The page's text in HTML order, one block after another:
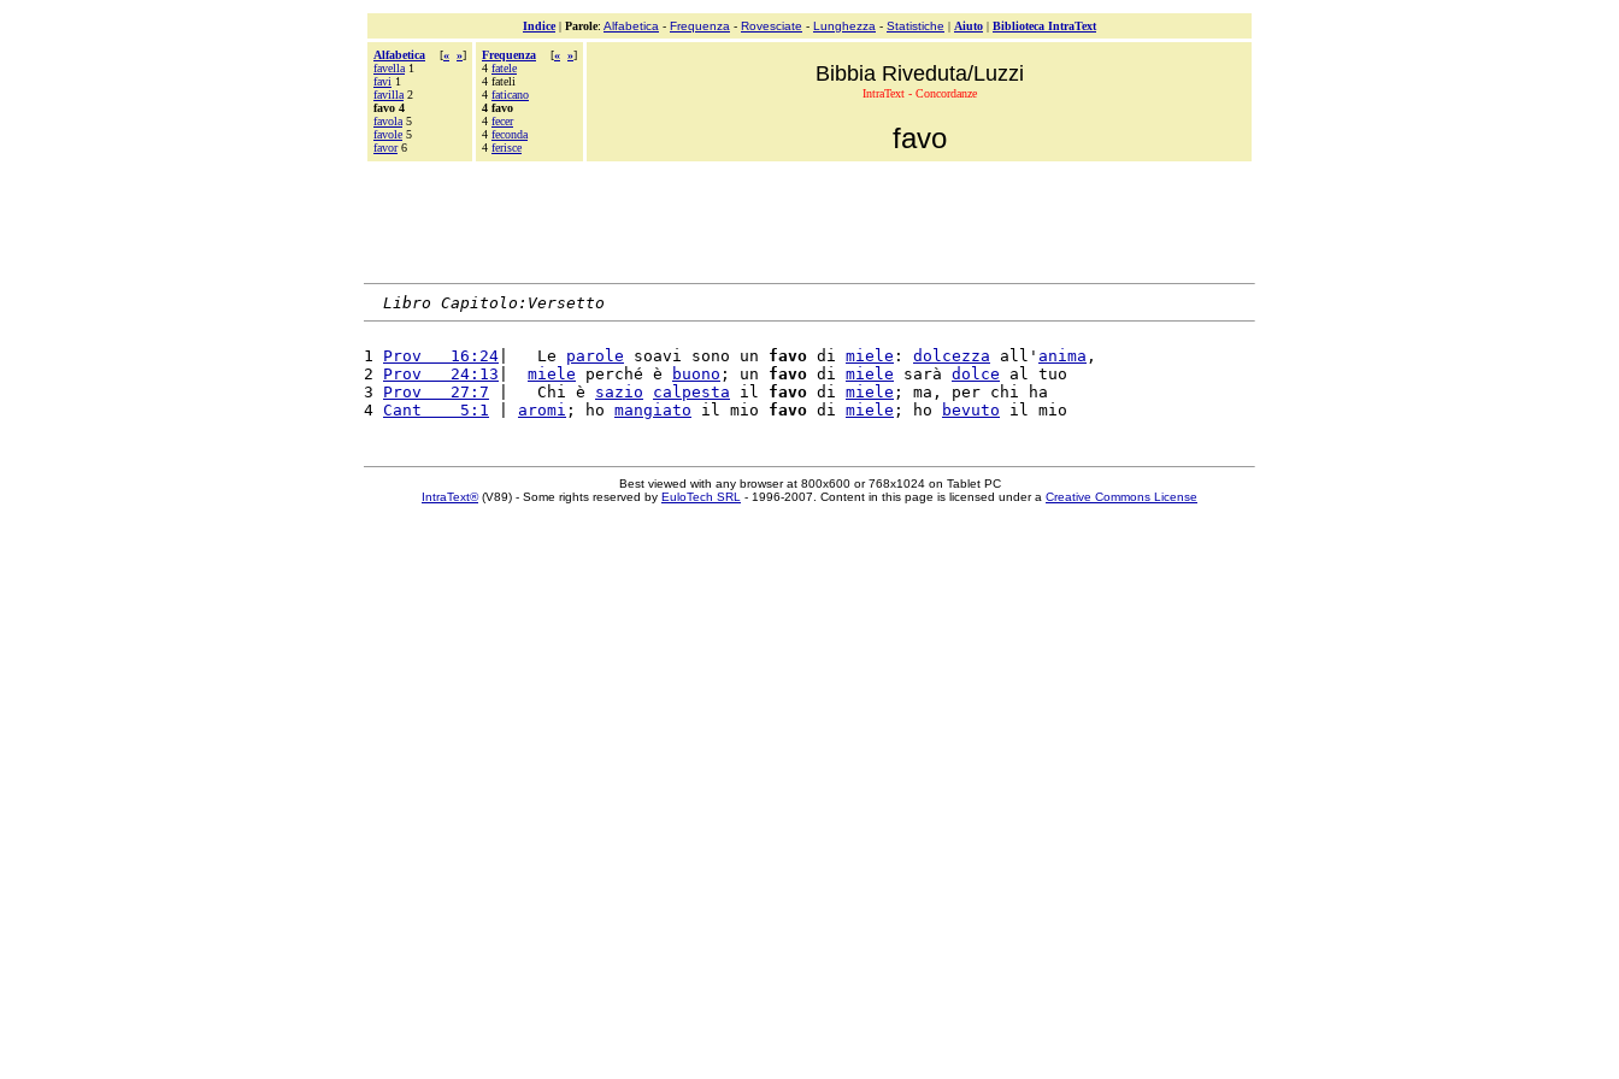
Indice| Parole: Alfabetica - Frequenza - Rovesciate - Lunghezza - Statistiche | Aiuto | Biblioteca IntraText
Alfabetica [« »]
favella 1
favi 1
favilla 2
favo 4
favola 5
favole 5
favor6
Frequenza [« »]
4 fatele
4 fateli
4 faticano
4 favo
4 fecer
4 feconda
4 ferisce
Bibbia Riveduta/Luzzi
IntraText - Concordanze
favo
Libro Capitolo:Versetto
1 Prov   16:24 |   Le parole soavi sono un favo di miele : dolcezza all' anima ,
2 Prov   24:13 miele perché è buono ; un favo di miele sarà dolce al tuo
3 Prov   27:7 |   Chi è sazio calpesta il favo di miele ; ma, per chi ha
4 Cant    5:1 aromi ; ho mangiato il mio favo di miele ; ho bevuto
Best viewed with any browser at 800x600 or 768x1024 on Tablet PC
IntraText®(V89) - Some rights reserved by EuloTech SRL - 1996-2007. Content in this page is licensed under a Creative Commons License